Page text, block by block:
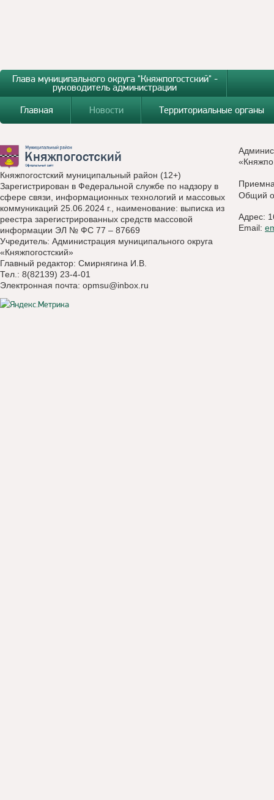
Глава муниципального округа "Княжпогостский" -
руководитель администрации
Главная
Новости Территориальные органы
Княжпогостский муниципальный район (12+)
Зарегистрирован в Федеральной службе по надзору в
сфере связи, информационных технологий и массовых
коммуникаций 25.06.2024 г., наименование: выписка из
реестра зарегистрированных средств массовой
информации ЭЛ № ФС 77 – 87669
Учредитель: Администрация муниципального округа
«Княжпогостский»
Главный редактор: Смирнягина И.В.
Тел.: 8(82139) 23-4-01
Электронная почта: opmsu@inbox.ru
Общий
Адрес:
Email: